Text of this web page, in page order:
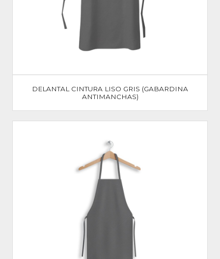
DELANTAL CINTURA LISO GRIS (GABARDINA
ANTIMANCHAS)